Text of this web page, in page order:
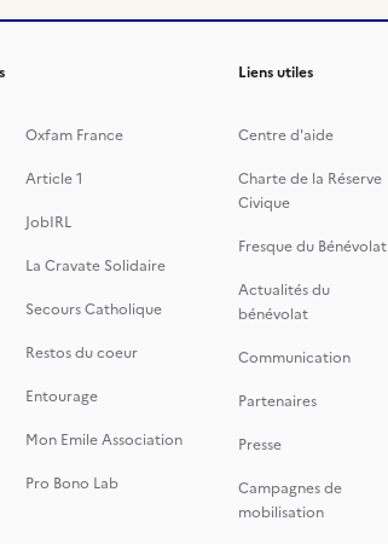
Oxfam France
Article 1
JobIRL
La Cravate Solidaire
Secours Catholique
Restos du coeur
Entourage
Mon Emile Association
Pro Bono Lab
Liens utiles
Centre d'aide
Charte de la Réserve
Civique
Fresque du Bénévolat
Actualités du
bénévolat
Communication
Partenaires
Presse
Campagnes de
mobilisation